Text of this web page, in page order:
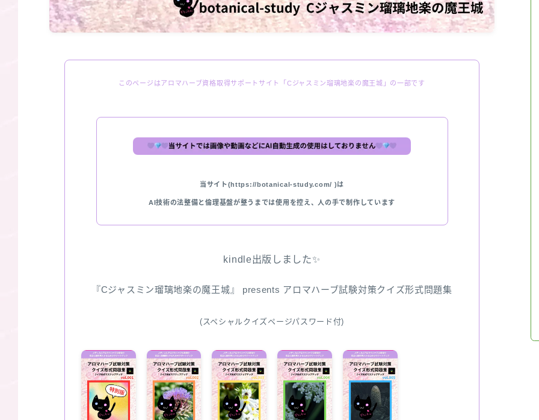
このページはアロマハーブ資格取得サポートサイト「Cジャスミン瑠璃地楽の魔王城」の一部です
当サイト(https://botanical-study.com/ )は
AI技術の法整備と倫理基盤が整うまでは使用を控え、人の手で制作しています
kindle出版しました✨
『Cジャスミン瑠璃地楽の魔王城』 presents アロマハーブ試験対策クイズ形式問題集
(スペシャルクイズページパスワード付)